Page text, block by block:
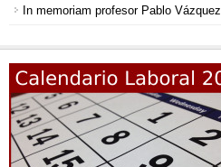
In memoriam profesor Pablo Vázquez